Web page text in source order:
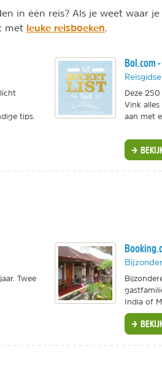
in één reis? Als je weet waar
met leuke reisboeken
tips.
Bol.com
Deze
Vink
aan met
Twee
India of